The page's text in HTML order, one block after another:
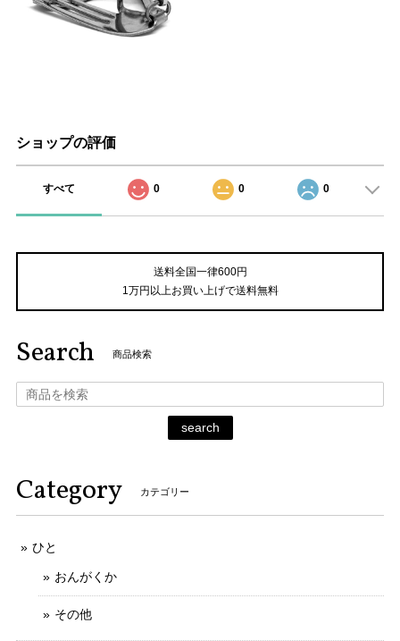
ショップの評価
すべて 0 0 0
送料全国一律600円
1万円以上お買い上げで送料無料
Search 商品検索
search
Category カテゴリー
ひと
おんがくか
その他